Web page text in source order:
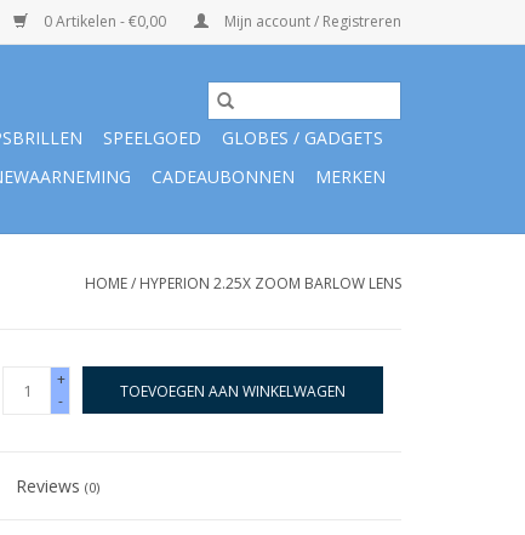
0 Artikelen - €0,00 Mijn account / Registreren
SPEELGOED
GLOBES / GADGETS
CADEAUBONNEN MERKEN
HOME/ HYPERION 2.25X ZOOM BARLOW LENS
+
-
TOEVOEGEN AAN WINKELWAGEN
Reviews(0)